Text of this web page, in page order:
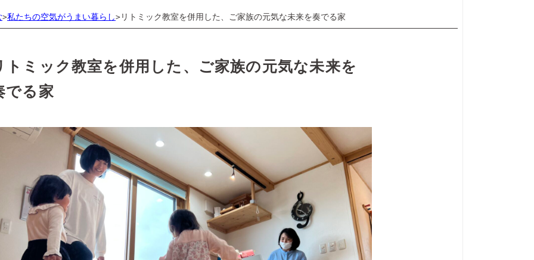
>私たちの空気がうまい暮らし>リトミック教室を併用した、ご家族の元気な未来を奏でる家
トミック教室を併用した、ご家族の元気な未来を
でる家